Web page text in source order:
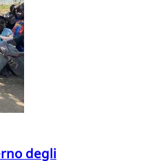
degli